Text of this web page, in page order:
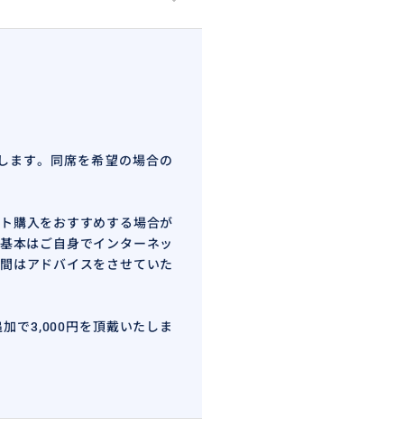
ます。同席を希望の場合の
購入をおすすめする場合が
本はご自身でインターネッ
はアドバイスをさせていた
で3,000円を頂戴いたしま